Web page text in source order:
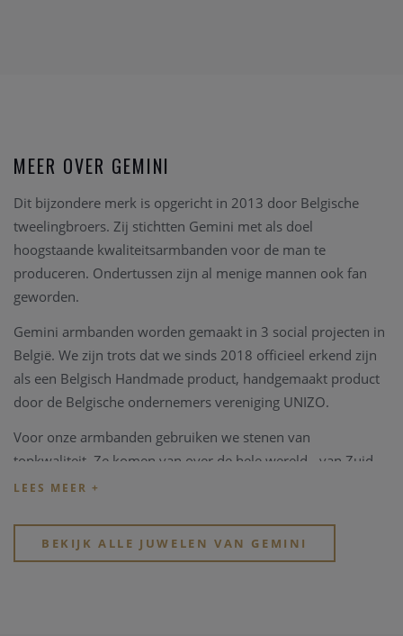
MEER OVER GEMINI
Dit bijzondere merk is opgericht in 2013 door Belgische
tweelingbroers. Zij stichtten Gemini met als doel
hoogstaande kwaliteitsarmbanden voor de man te
produceren. Ondertussen zijn al menige mannen ook fan
geworden.
Gemini armbanden worden gemaakt in 3 social projecten in
België. We zijn trots dat we sinds 2018 officieel erkend zijn
als een Belgisch Handmade product, handgemaakt product
door de Belgische ondernemers vereniging UNIZO.
Voor onze armbanden gebruiken we stenen van
topkwaliteit. Ze komen van over de hele wereld - van Zuid-
Afrika tot Noorwegen. Onze armbanden zijn rasechte
armband naar keuze krijgen.
BEKIJK ALLE JUWELEN VAN GEMINI